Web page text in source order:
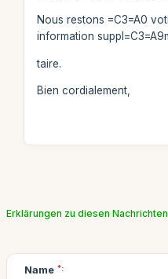
Nous restons =C3=A0
information
taire.
Bien cordialement,
Erklärungen zu diesen Nachrichten
Name *: